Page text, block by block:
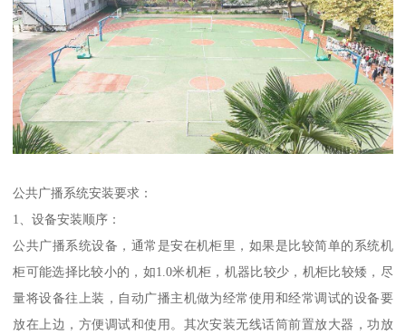
公共广播系统安装要求：
1、设备安装顺序：
公共广播系统设备，通常是安在机柜里，如果是比较简单的系统机
柜可能选择比较小的，如1.0米机柜，机器比较少，机柜比较矮，尽
量将设备往上装，自动广播主机做为经常使用和经常调试的设备要
放在上边，方便调试和使用。其次安装无线话筒前置放大器，功放